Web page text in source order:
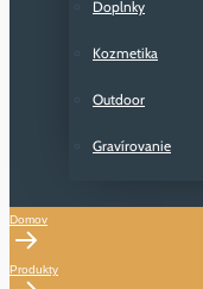
Doplnky
Kozmetika
Outdoor
Gravírovanie
Domov
Produkty